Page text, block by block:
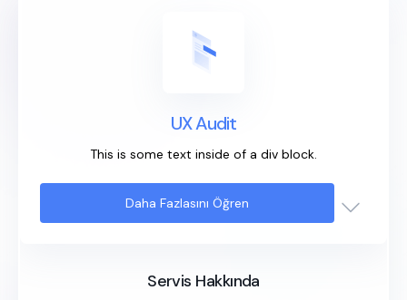
UX Audit
This is some text inside of a div block.
Daha Fazlasını Öğren
Servis Hakkında